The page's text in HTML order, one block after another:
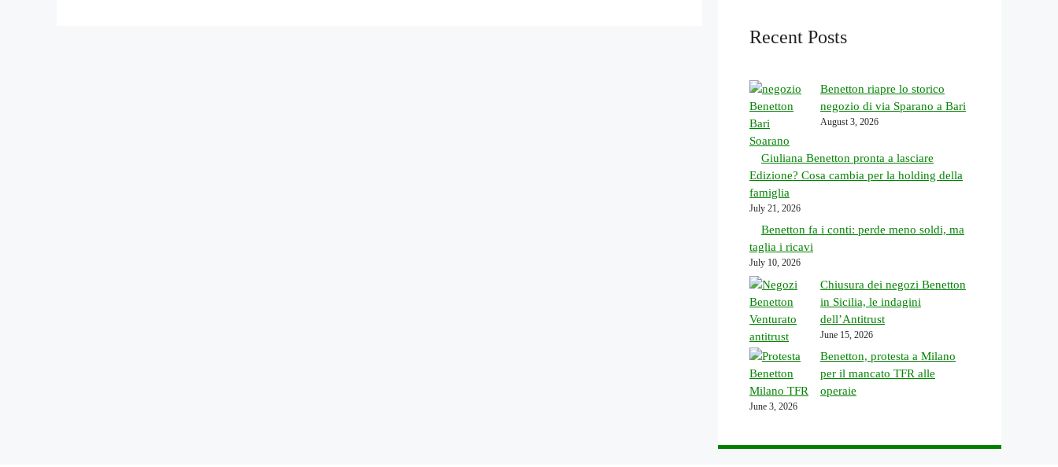
Recent Posts
Benetton riapre lo storico
negozio di via Sparano a Bari
August 3, 2026
Giuliana Benetton pronta a lasciare
Edizione? Cosa cambia per la holding della
famiglia
July 21, 2026
Benetton fa i conti: perde meno soldi, ma
taglia i ricavi
July 10, 2026
Chiusura dei negozi Benetton
in Sicilia, le indagini
dell’Antitrust
June 15, 2026
Benetton, protesta a Milano
per il mancato TFR alle
operaie
June 3, 2026